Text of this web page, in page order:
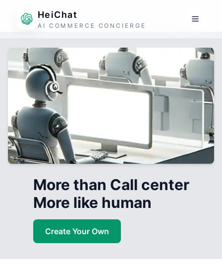
HeiChat
AI COMMERCE CONCIERGE
More than Call center
More like human
Create Your Own